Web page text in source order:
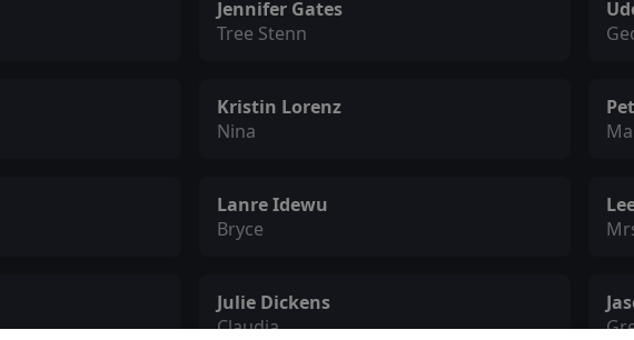
Jennifer Gates
Tree Stenn
Kristin Lorenz
Nina
Lanre Idewu
Bryce
Julie Dickens
Claudia